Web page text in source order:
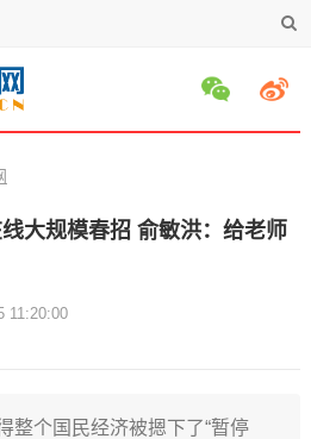
大规模春招 俞敏洪：给老师
11:20:00
整个国民经济被摁下了“暂停